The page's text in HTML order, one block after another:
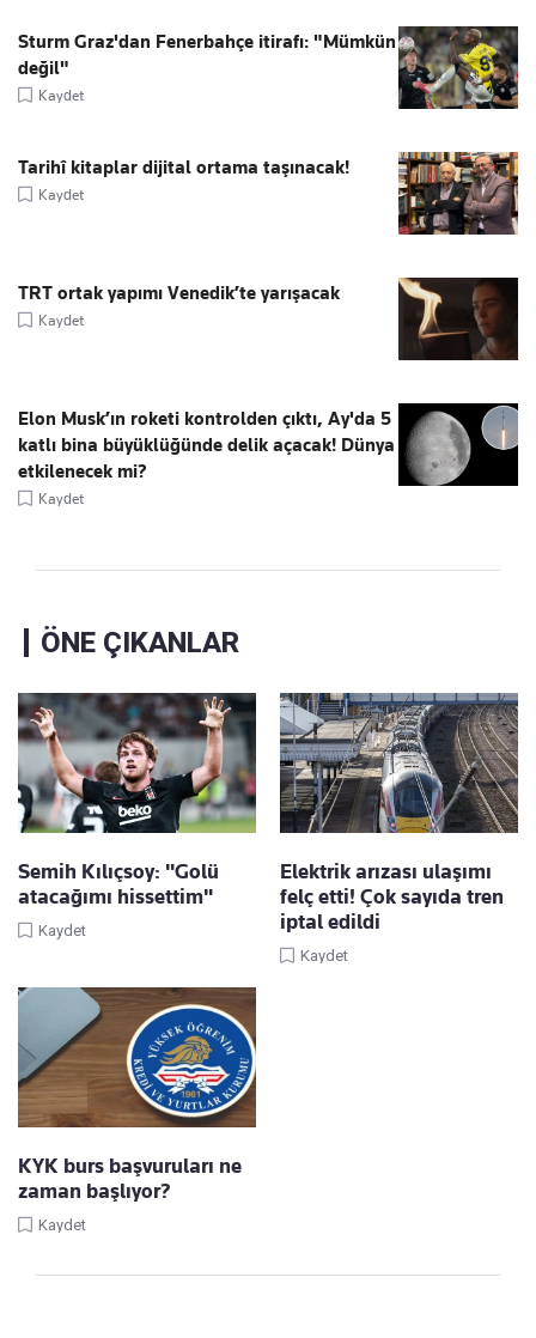
Sturm Graz'dan Fenerbahçe itirafı: "Mümkün
değil"
Kaydet
Tarihî kitaplar dijital ortama taşınacak!
Kaydet
TRT ortak yapımı Venedik’te yarışacak
Kaydet
Elon Musk’ın roketi kontrolden çıktı, Ay'da 5
katlı bina büyüklüğünde delik açacak! Dünya
etkilenecek mi?
Kaydet
ÖNE ÇIKANLAR
Semih Kılıçsoy: "Golü
atacağımı hissettim"
Kaydet
Elektrik arızası ulaşımı
felç etti! Çok sayıda tren
iptal edildi
Kaydet
KYK burs başvuruları ne
zaman başlıyor?
Kaydet